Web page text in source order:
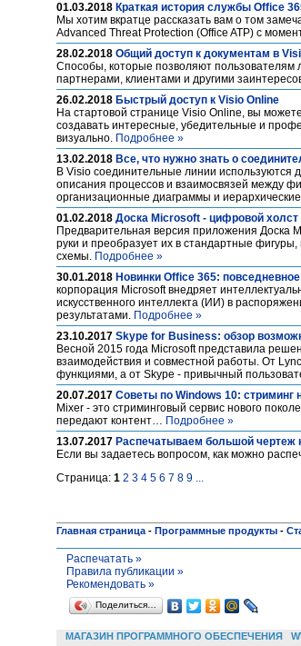
01.03.2018 Краткая история службы Office
Мы хотим вкратце рассказать вам о том
Advanced Threat Protection (Office ATP) с
28.02.2018 Общий доступ к документам в
Способы, которые позволяют пользователям
партнерами, клиентами и другими
26.02.2018 Быстрый доступ к Visio Online
На стартовой странице Visio Online, вы
создавать интересные, убедительные и
визуально. Подробнее »
13.02.2018 Все, что нужно знать о
В Visio соединительные линии
описания процессов и взаимосвязей между
организационные диаграммы и
01.02.2018 Доска Microsoft - цифровой холст
Предварительная версия приложения Доска
руки и преобразует их в стандартные
схемы. Подробнее »
30.01.2018 Новинки Office 365:
корпорация Microsoft внедряет
искусственного интеллекта (ИИ) в
результатами. Подробнее »
23.10.2017 Skype for Business: обзор
Весной 2015 года Microsoft представила
взаимодействия и совместной работы. От
функциями, а от Skype - привычный
20.07.2017 Советы по Windows 10: стриминг
Mixer - это стриминговый сервис нового
передают контент… Подробнее »
13.07.2017 Распечатываем большой чертеж
Если вы задаетесь вопросом, как можно
Страница: 1 2 3 4 5 6 7 8 9 ...
Главная страница - Программные продукты -
Распечатать »
Правила публикации »
Рекомендовать »
Поделиться…
МАГАЗИН ПРОГРАММНОГО ОБЕСПЕЧЕНИЯ